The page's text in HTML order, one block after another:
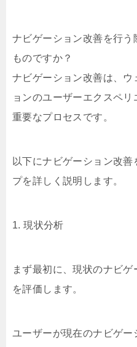
ナビゲーション改善を行
ものですか？
ナビゲーション改善は、
ョンのユーザーエクスペ
重要なプロセスです。
以下にナビゲーション改
プを詳しく説明します。
1. 現状分析
まず最初に、現状のナビ
を評価します。
ユーザーが現在のナビゲー